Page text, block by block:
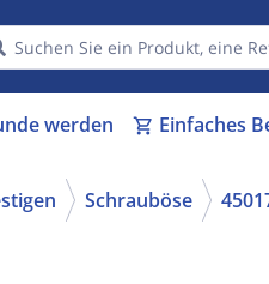
werden shopping_cart Einfaches
Schrauböse